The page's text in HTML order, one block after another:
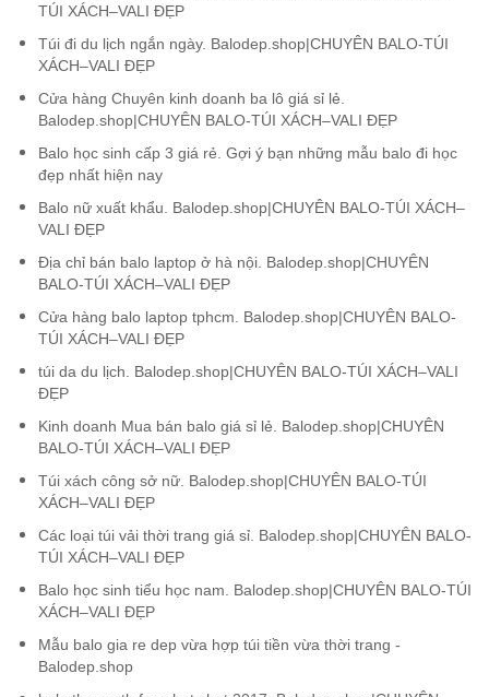
TÚI XÁCH–VALI ĐẸP
Túi đi du lịch ngắn ngày. Balodep.shop|CHUYÊN BALO-TÚI
XÁCH–VALI ĐẸP
Cửa hàng Chuyên kinh doanh ba lô giá sỉ lẻ.
Balodep.shop|CHUYÊN BALO-TÚI XÁCH–VALI ĐẸP
Balo học sinh cấp 3 giá rẻ. Gợi ý bạn những mẫu balo đi học
đẹp nhất hiện nay
Balo nữ xuất khẩu. Balodep.shop|CHUYÊN BALO-TÚI XÁCH–
VALI ĐẸP
Địa chỉ bán balo laptop ở hà nội. Balodep.shop|CHUYÊN
BALO-TÚI XÁCH–VALI ĐẸP
Cửa hàng balo laptop tphcm. Balodep.shop|CHUYÊN BALO-
TÚI XÁCH–VALI ĐẸP
túi da du lịch. Balodep.shop|CHUYÊN BALO-TÚI XÁCH–VALI
ĐẸP
Kinh doanh Mua bán balo giá sỉ lẻ. Balodep.shop|CHUYÊN
BALO-TÚI XÁCH–VALI ĐẸP
Túi xách công sở nữ. Balodep.shop|CHUYÊN BALO-TÚI
XÁCH–VALI ĐẸP
Các loại túi vải thời trang giá sỉ. Balodep.shop|CHUYÊN BALO-
TÚI XÁCH–VALI ĐẸP
Balo học sinh tiểu học nam. Balodep.shop|CHUYÊN BALO-TÚI
XÁCH–VALI ĐẸP
Mẫu balo gia re dep vừa hợp túi tiền vừa thời trang -
Balodep.shop